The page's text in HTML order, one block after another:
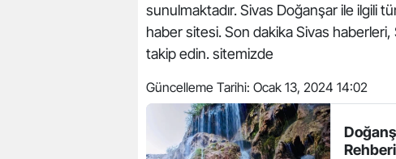
sunulmaktadır. Sivas Doğanşar ile ilgili
haber sitesi. Son dakika Sivas
takip edin. sitemizde
Güncelleme Tarihi: Ocak 13, 2024 14:02
Rehberi